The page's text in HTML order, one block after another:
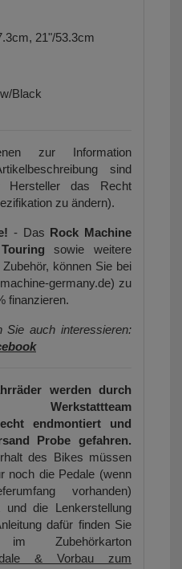
21"/53.3cm
Black
zur Information
sind
das Recht
zu ändern).
- Das Rock Machine
sowie weitere
können Sie bei
germany.de) zu
finanzieren.
Sie auch interessieren:
werden durch
Werkstattteam
endmontiert und
Probe gefahren.
des Bikes müssen
noch die Pedale (wenn
vorhanden)
und die Lenkerstellung
dafür finden Sie
Zubehörkarton
& Vorbau zum